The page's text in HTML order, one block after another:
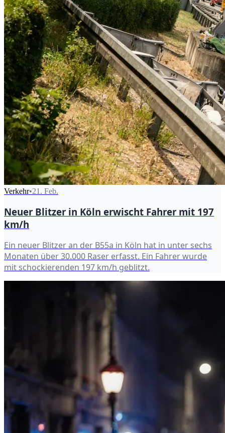
Verkehr•21. Feb.
Neuer Blitzer in Köln erwischt Fahrer mit 197
km/h
Ein neuer Blitzer an der B55a in Köln hat in unter sechs
Monaten über 30.000 Raser erfasst. Ein Fahrer wurde
mit schockierenden 197 km/h geblitzt.